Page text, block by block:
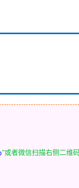
”或者微信扫描右侧二维